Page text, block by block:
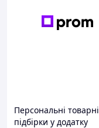
Персональні товарні
підбірки у додатку